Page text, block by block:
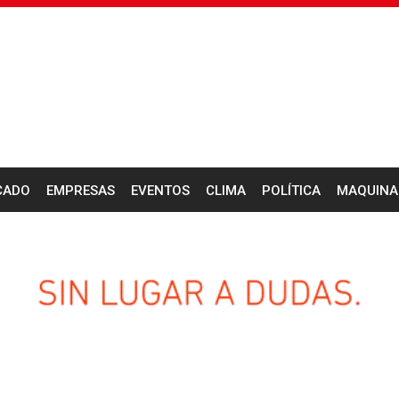
EMPRESAS EVENTOS CLIMA POLÍTICA